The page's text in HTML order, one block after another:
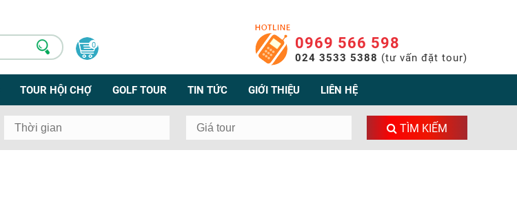
0 0969 566 598
024 3533 5388 (tư vấn đặt tour)
TOUR HỘI CHỢ GOLF TOUR TIN TỨC GIỚI THIỆU LIÊN HỆ
TÌM KIẾM